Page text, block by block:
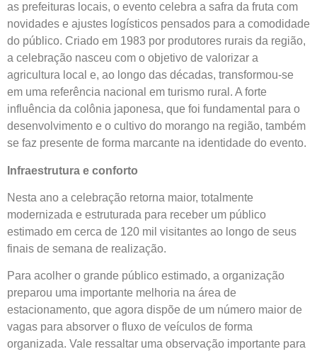
as prefeituras locais, o evento celebra a safra da fruta com
novidades e ajustes logísticos pensados para a comodidade
do público. Criado em 1983 por produtores rurais da região,
a celebração nasceu com o objetivo de valorizar a
agricultura local e, ao longo das décadas, transformou-se
em uma referência nacional em turismo rural. A forte
influência da colônia japonesa, que foi fundamental para o
desenvolvimento e o cultivo do morango na região, também
se faz presente de forma marcante na identidade do evento.
Infraestrutura e conforto
Nesta ano a celebração retorna maior, totalmente
modernizada e estruturada para receber um público
estimado em cerca de 120 mil visitantes ao longo de seus
finais de semana de realização.
Para acolher o grande público estimado, a organização
preparou uma importante melhoria na área de
estacionamento, que agora dispõe de um número maior de
vagas para absorver o fluxo de veículos de forma
organizada. Vale ressaltar uma observação importante para